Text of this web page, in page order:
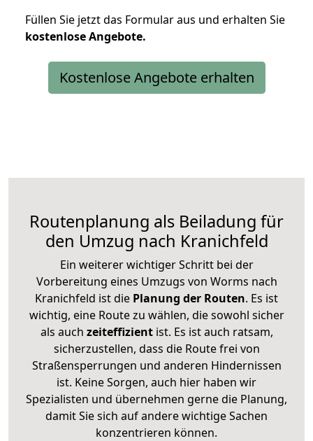
Füllen Sie jetzt das Formular aus und erhalten Sie
kostenloseAngebote.
Kostenlose Angebote erhalten
Routenplanung als Beiladung für
den Umzug nach Kranichfeld
Ein weiterer wichtiger Schritt bei der
Vorbereitung eines Umzugs von Worms nach
Kranichfeld ist die Planung der Routen. Es ist
wichtig, eine Route zu wählen, die sowohl sicher
als auch zeiteffizientist. Es ist auch ratsam,
sicherzustellen, dass die Route frei von
Straßensperrungen und anderen Hindernissen
ist. Keine Sorgen, auch hier haben wir
Spezialisten und übernehmen gerne die Planung,
damit Sie sich auf andere wichtige Sachen
konzentrieren können.